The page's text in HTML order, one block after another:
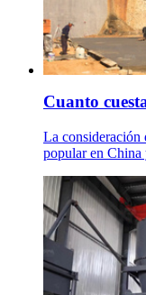
Cuanto
La consideración
popular en China